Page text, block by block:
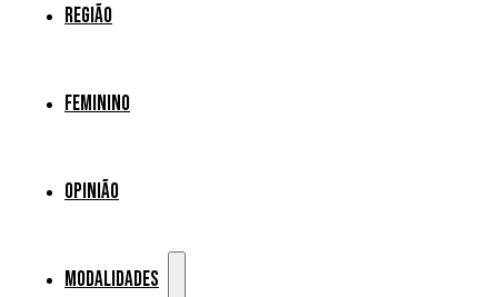
Região
Feminino
Opinião
Modalidades